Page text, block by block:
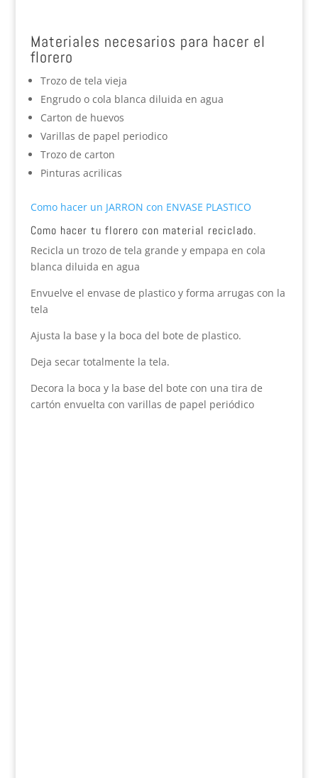
Materiales necesarios para hacer el
florero
Trozo de tela vieja
Engrudo o cola blanca diluida en agua
Carton de huevos
Varillas de papel periodico
Trozo de carton
Pinturas acrilicas
Como hacer un JARRON con ENVASE PLASTICO
Como hacer tu florero con material reciclado.
Recicla un trozo de tela grande y empapa en cola
blanca diluida en agua
Envuelve el envase de plastico y forma arrugas con la
tela
Ajusta la base y la boca del bote de plastico.
Deja secar totalmente la tela.
Decora la boca y la base del bote con una tira de
cartón envuelta con varillas de papel periódico